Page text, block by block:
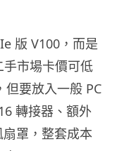
版 V100，而是
手市場卡價可低
但要放入一般 PC
轉接器、額外
罩，整套成本